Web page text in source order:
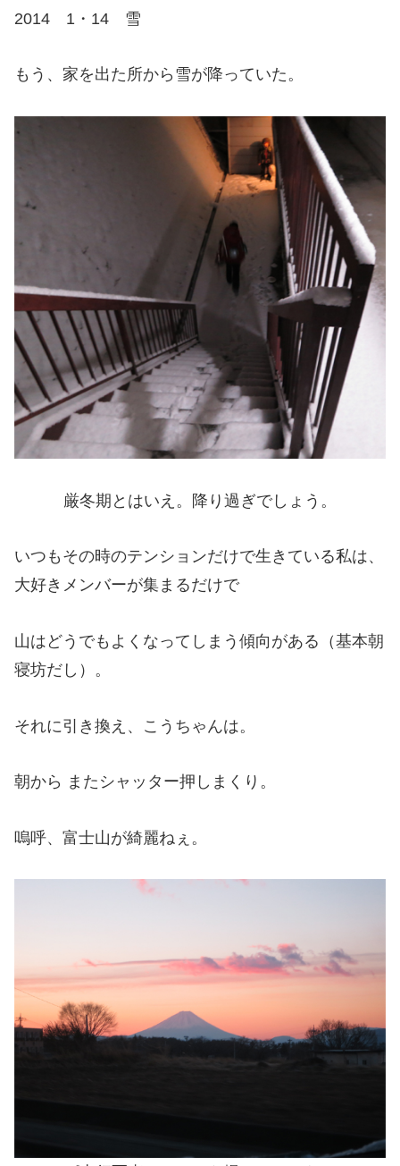
2014 1・14 雪
もう、家を出た所から雪が降っていた。
厳冬期とはいえ。降り過ぎでしょう。
いつもその時のテンションだけで生きている私は、
大好きメンバーが集まるだけで
山はどうでもよくなってしまう傾向がある（基本朝
寝坊だし）。
それに引き換え、こうちゃんは。
朝から またシャッター押しまくり。
嗚呼、富士山が綺麗ねぇ。